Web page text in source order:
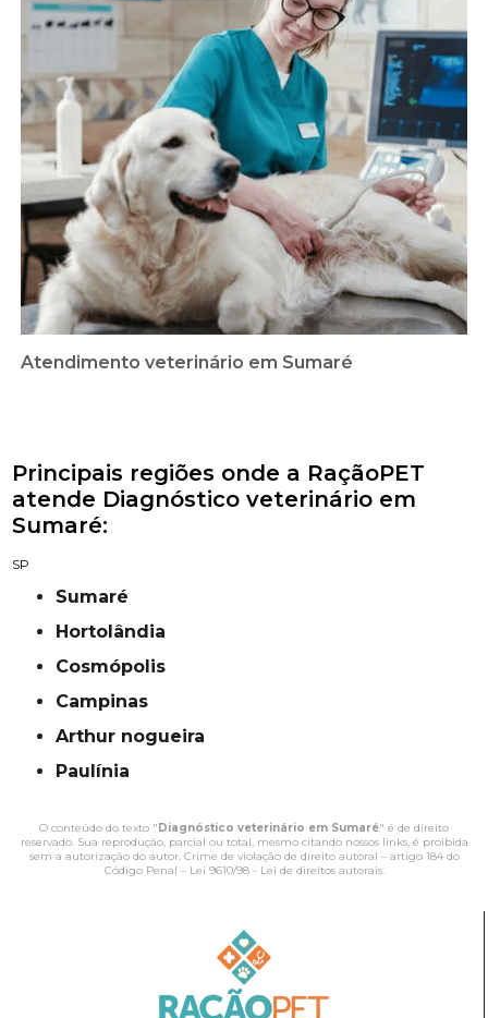
Atendimento veterinário em Sumaré
Principais regiões onde a RaçãoPET
atende Diagnóstico veterinário em
Sumaré:
SP
Sumaré
Hortolândia
Cosmópolis
campinas
Arthur nogueira
Paulínia
O conteúdo do texto "Diagnóstico veterinário em Sumaré" é de direito
reservado. Sua reprodução, parcial ou total, mesmo citando nossos links, é proibida
sem a autorização do autor. Crime de violação de direito autoral – artigo 184 do
Código Penal – Lei 9610/98 - Lei de direitos autorais.